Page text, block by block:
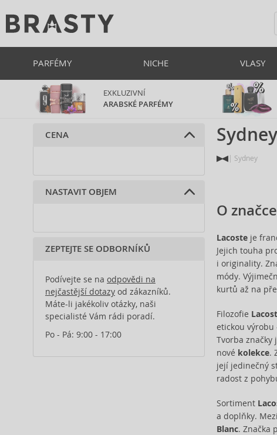
PARFÉMY NICHE VLASY
EXKLUZIVNÍ
ARABSKÉ PARFÉMY
Sydney
Sydney
O
Lacosteje
Jejich touha
i originality.
módy.
kurtů až na
Filozofie
etickou
Tvorba
nové kolekce.
její jedinečný
radost z
Sortiment
a doplňky.
Blanc. Značka
CENA
NASTAVIT OBJEM
ZEPTEJTE SE ODBORNÍKŮ
Podívejte se na odpovědi na
nejčastější dotazy od zákazníků.
Máte-li jakékoliv otázky, naši
specialisté Vám rádi poradí.
Po - Pá: 9:00 - 17:00